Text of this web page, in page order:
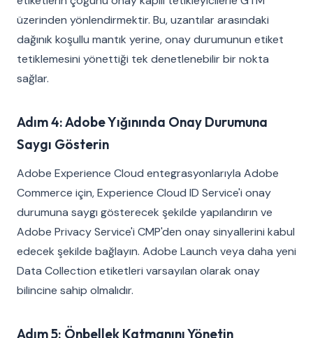
üzerinden yönlendirmektir. Bu, uzantılar arasındaki
dağınık koşullu mantık yerine, onay durumunun etiket
tetiklemesini yönettiği tek denetlenebilir bir nokta
sağlar.
Adım 4: Adobe Yığınında Onay Durumuna
Saygı Gösterin
Adobe Experience Cloud entegrasyonlarıyla Adobe
Commerce için, Experience Cloud ID Service'i onay
durumuna saygı gösterecek şekilde yapılandırın ve
Adobe Privacy Service'i CMP'den onay sinyallerini kabul
edecek şekilde bağlayın. Adobe Launch veya daha yeni
Data Collection etiketleri varsayılan olarak onay
bilincine sahip olmalıdır.
Adım 5: Önbellek Katmanını Yönetin